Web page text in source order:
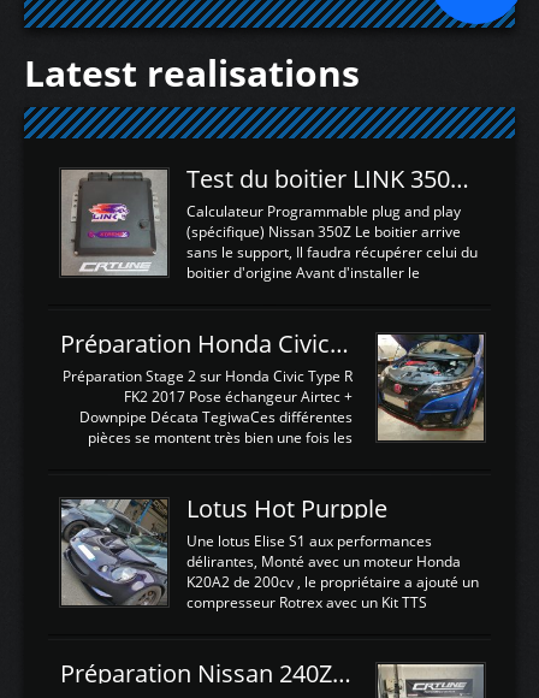
Latest realisations
Test du boitier LINK 350Z Plugin ECU
Calculateur Programmable plug and play
(spécifique) Nissan 350Z Le boitier arrive
sans le support, Il faudra récupérer celui du
boitier d'origine Avant d'installer le
d'envoyer l'information de la large bande
dans le boitier. sydney sweeney deepfake
La sortie 0-5V de l'afr sera connectée sur
l'entrée AN Volt 8 et GndAN pour
Analogique, et Volt car l'information est une
tension (Pas une résistance variable d'un
est temps de brancher le ...
Préparation Honda Civic Type R FK2
Préparation Stage 2 sur Honda Civic Type R
FK2 2017 Pose échangeur Airtec +
Downpipe Décata TegiwaCes différentes
pièces se montent très bien une fois les
légere découpe du plastique inferieur,
negénant en rien la structure ou le
fonctionnement du fond plat. Une
reprogrammation Stage 2 est faite sur le
calculateur d'origine. Une alternative
économique au passage sur Hondata
d'origine 310cv et 400Nn , Une fois
reprogrammé et les ...
Lotus Hot Purpple
Une lotus Elise S1 aux performances
délirantes, Monté avec un moteur Honda
K20A2 de 200cv , le propriétaire a ajouté un
compresseur Rotrex avec un Kit TTS
d'augmenter la puissance de son moteur:
un watercooler a été ajouté. 300Cv sans
Préparation Nissan 240Z SR20DET